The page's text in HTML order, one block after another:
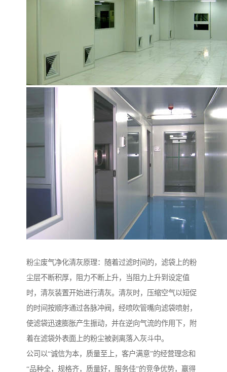
粉尘废气净化清灰原理：随着过滤时间的，滤袋上的粉
尘层不断积厚，阻力不断上升，当阻力上升到设定值
时，清灰装置开始进行清灰。清灰时，压缩空气以短促
的时间按顺序通过各脉冲阀，经喷吹管嘴向滤袋喷射，
使滤袋迅速膨胀产生振动，并在逆向气流的作用下，附
着在滤袋外表面上的粉尘被剥离落入灰斗中。
公司以“诚信为本，质量至上，客户满意”的经营理念和
“品种全，规格齐，质量好，服务佳”的竞争优势，赢得